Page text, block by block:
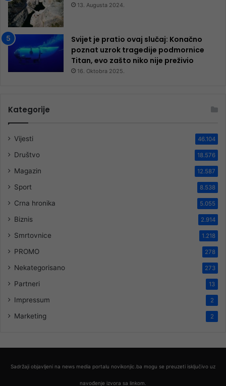
13. Augusta 2024.
Svijet je pratio ovaj slučaj: Konačno
poznat uzrok tragedije podmornice
Titan, evo zašto niko nije preživio
16. Oktobra 2025.
Kategorije
Vijesti 46.104
Društvo 18.576
Magazin 12.587
Sport 8.538
Crna hronika 5.055
Biznis 2.914
Smrtovnice 1.218
PROMO 278
Nekategorisano 273
Partneri 13
Impressum 2
Marketing 2
Sadržaji objavljeni na news media portalu novikonjic.ba mogu se preuzeti isključivo uz
navođenje izvora sa linkom.